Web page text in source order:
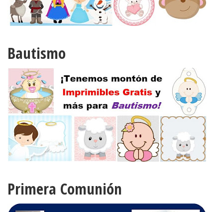
Bautismo
Primera Comunión